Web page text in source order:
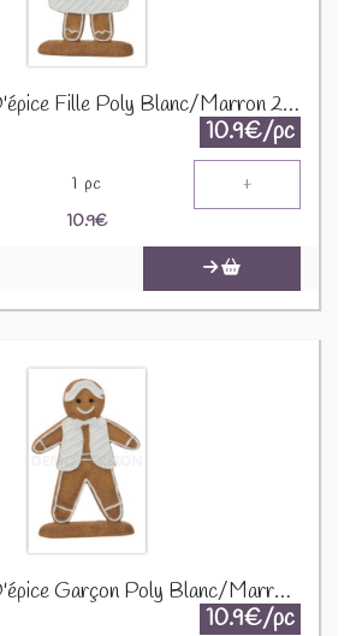
Figurine Pain D'épice Fille Poly Blanc/Marron 26600
10.9€/pc
1 pc +
10.9€
Figurine Pain D'épice Garçon Poly Blanc/Marron 26600
10.9€/pc